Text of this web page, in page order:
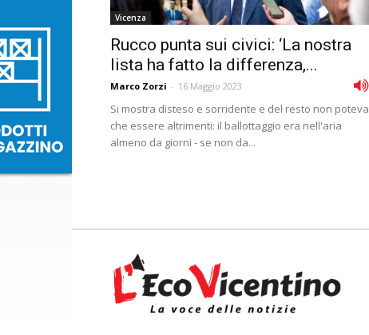
Vicenza
Rucco punta sui civici: ‘La nostra
lista ha fatto la differenza,...
Marco Zorzi - 16 Maggio 2023
Si mostra disteso e sorridente e del resto non poteva
che essere altrimenti: il ballottaggio era nell'aria
almeno da giorni - se non da...